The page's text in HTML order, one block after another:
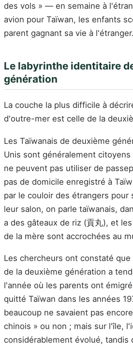
des vols » — en semaine à
avion pour Taïwan, les enfants
parent gagnant sa vie à l'étranger.
Le labyrinthe identitaire
génération
La couche la plus difficile à
d'outre-mer est celle de la
Les Taïwanais de deuxième
Unis sont généralement
ne peuvent pas utiliser de
pas de domicile enregistré à
par le couloir des étrangers pour
leur salon, on parle taïwanais,
a des gâteaux de riz (貢丸), et
de la mère sont accrochées au
Les chercheurs ont constaté
de la deuxième génération a
l'année où les parents ont émigré
quitté Taïwan dans les années
beaucoup ne savaient pas
chinois » ou non ; mais sur l'île,
considérablement évolué, tandis